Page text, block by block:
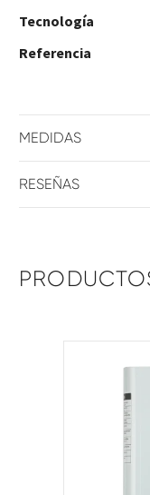
Tecnología
Referencia
MEDIDAS
RESEÑAS